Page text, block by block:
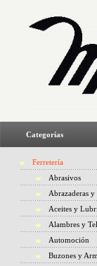
Categorías
Ferretería
Abrasivos
Abrazaderas y
Aceites y
Alambres y
Automoción
Buzones y